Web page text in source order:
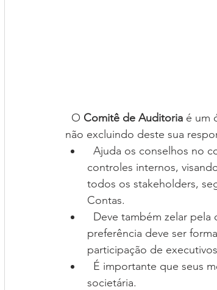
  O
Comitê de Auditoria é um
não excluindo deste sua
controles internos,
todos os stakeholders,
Contas.
preferência deve ser
participação de
societária.